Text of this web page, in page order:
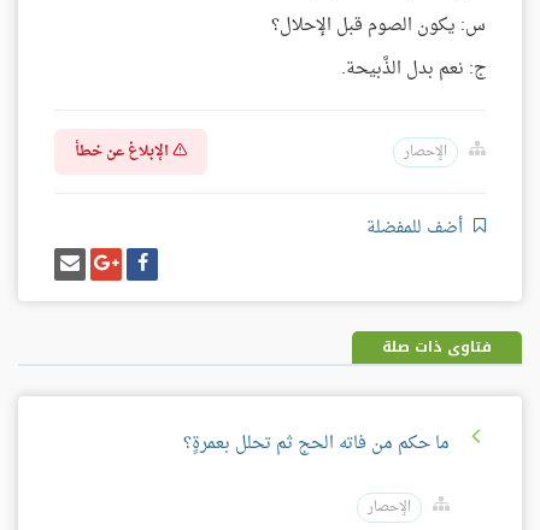
س: يكون الصوم قبل الإحلال؟
ج: نعم بدل الذَّبيحة.
الإحصار الإبلاغ عن خطأ
أضف للمفضلة
شارك
على
فيسبوك
شارك
على
غوغل
بلس
إرسل
إيميل
فتاوى ذات صلة
ما حكم من فاته الحج ثم تحلل بعمرةٍ؟
الإحصار